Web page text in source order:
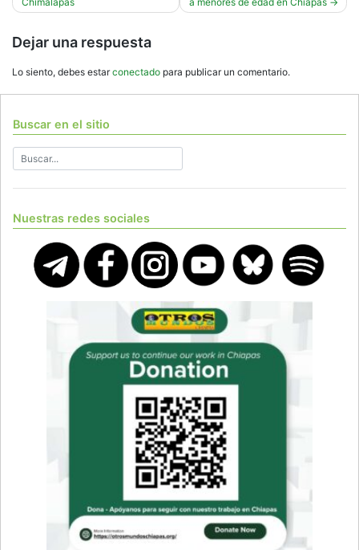
Dejar una respuesta
Lo siento, debes estarconectado para publicar un comentario.
Buscar en el sitio
Nuestras redes sociales